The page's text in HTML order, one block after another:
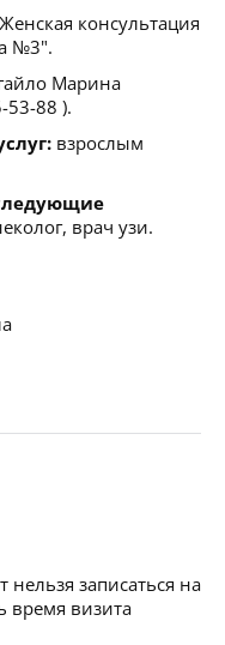
Женская консультация
№3".
Марина
53-88 ).
взрослым
врач узи.
записаться на
время визита